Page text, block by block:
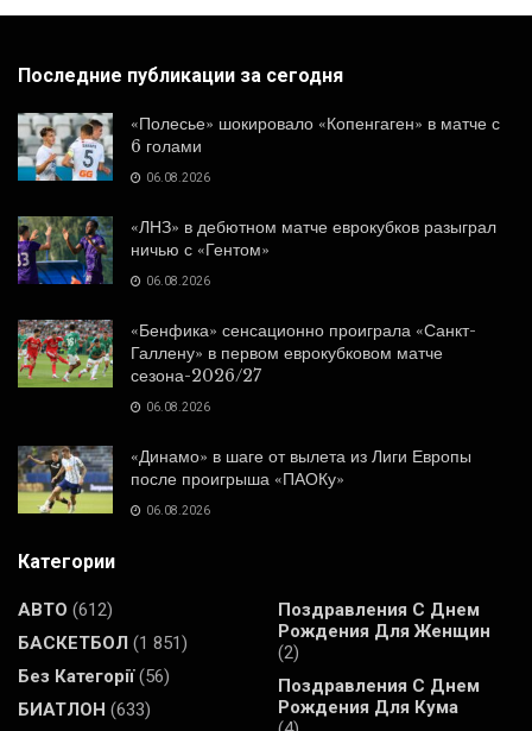
Последние публикации за сегодня
«Полесье» шокировало «Копенгаген» в матче с
6 голами
06.08.2026
«ЛНЗ» в дебютном матче еврокубков разыграл
ничью с «Гентом»
06.08.2026
«Бенфика» сенсационно проиграла «Санкт-
Галлену» в первом еврокубковом матче
сезона-2026/27
06.08.2026
«Динамо» в шаге от вылета из Лиги Европы
после проигрыша «ПАОКу»
06.08.2026
Категории
АВТО (612)
БАСКЕТБОЛ (1 851)
Без Категорії(56)
БИАТЛОН (633)
Поздравления С Днем
Рождения Для Женщин
(2)
Поздравления С Днем
Рождения Для Кума